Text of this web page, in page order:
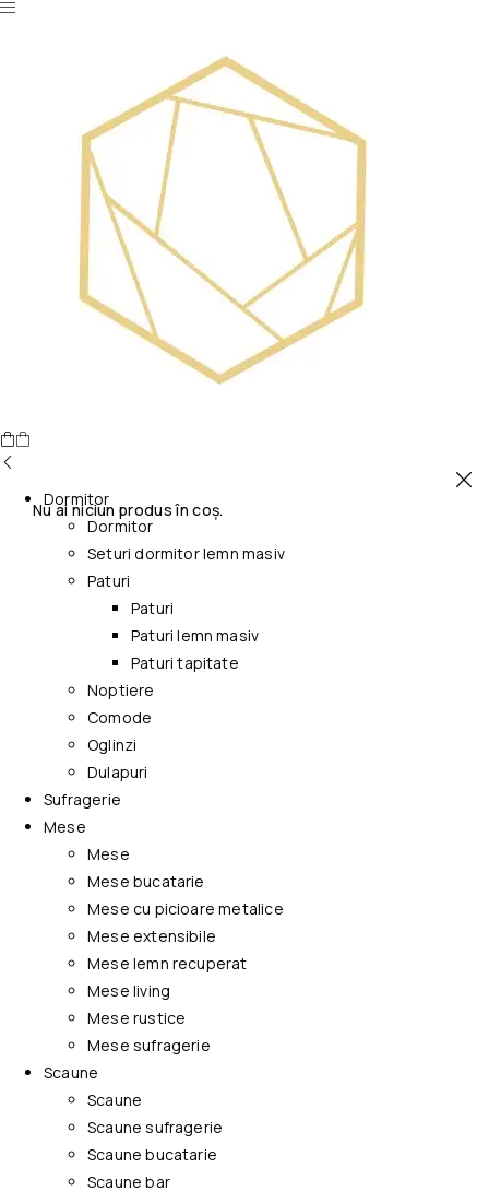
Nu ai niciun produs în coș.
Dormitor
Dormitor
Seturi dormitor lemn masiv
Paturi
Paturi
Paturi lemn masiv
Paturi tapitate
Noptiere
Comode
Oglinzi
Dulapuri
Sufragerie
Mese
Mese
Mese bucatarie
Mese cu picioare metalice
Mese extensibile
Mese lemn recuperat
Mese living
Mese rustice
Mese sufragerie
Scaune
Scaune
Scaune sufragerie
Scaune bucatarie
Scaune bar